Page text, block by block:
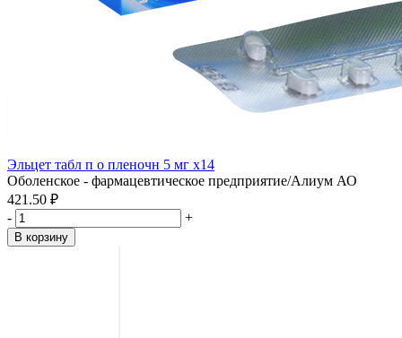
Эльцет табл п о пленочн 5 мг x14
Оболенское - фармацевтическое предприятие/Алиум АО
421.50 ₽
-
+
В корзину